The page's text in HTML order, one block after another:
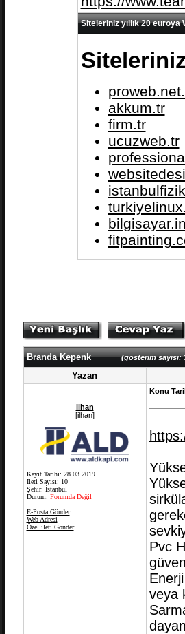
Siteleriniz yıllık 20 euroya
Siteleriniz
akkum.tr
firm.tr
ucuzweb.tr
bilgisayar.in
Branda Kepenk(gösterim sayısı:
Yazan
ilhan
[ilhan]
Kayıt Tarihi: 28.03.2019
İleti Sayısı: 10
Şehir: İstanbul
Durum: Forumda Değil
E-Posta Gönder
Web Adresi
Özel ileti Gönder
Konu
Pvc
veya